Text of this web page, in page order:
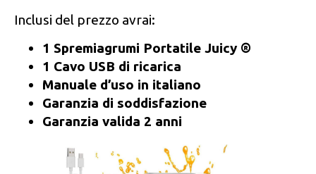
Inclusi del prezzo avrai:
1 Spremiagrumi Portatile Juicy ®
1 Cavo USB di ricarica
Manuale d’uso in italiano
Garanzia di soddisfazione
Garanzia valida 2 anni